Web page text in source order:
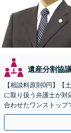
遺産分割協
【相談料原則0円】【
に取り扱う弁護士が対
合わせたワンストップ